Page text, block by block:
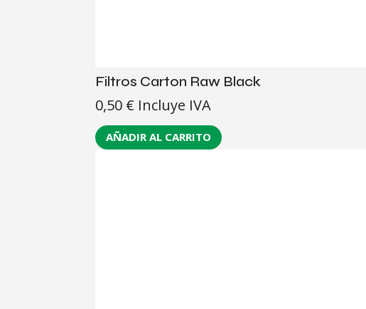
Filtros Carton Raw Black
0,50 € Incluye IVA
AÑADIR AL CARRITO